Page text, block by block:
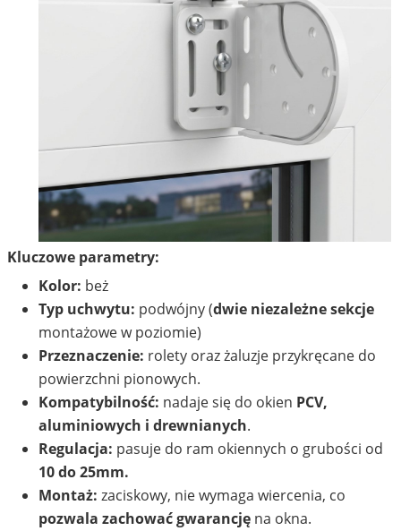
Kluczowe parametry:
Kolor: beż
Typ uchwytu: podwójny (dwie niezależne sekcje
montażowe w poziomie)
Przeznaczenie: rolety oraz żaluzje przykręcane do
powierzchni pionowych.
Kompatybilność: nadaje się do okien PCV,
aluminiowych i drewnianych.
Regulacja: pasuje do ram okiennych o grubości od
10 do 25mm.
Montaż: zaciskowy, nie wymaga wiercenia, co
pozwala zachować gwarancję na okna.